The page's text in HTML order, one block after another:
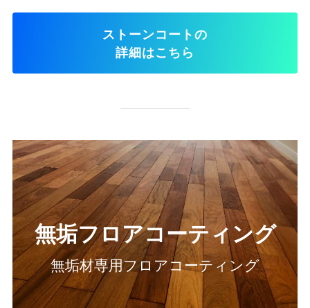
ストーンコートの
詳細はこちら
無垢フロアコーティング
無垢材専用フロアコーティング